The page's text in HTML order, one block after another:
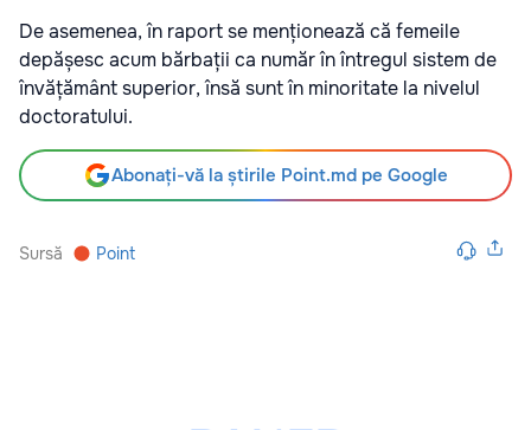
De asemenea, în raport se menționează că femeile
depășesc acum bărbații ca număr în întregul sistem de
învățământ superior, însă sunt în minoritate la nivelul
doctoratului.
Abonați-vă la știrile Point.md pe Google
Sursă Point